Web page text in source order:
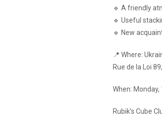
🔹 A friendly
🔹 Useful
🔹 New
📍 Where:
Rue de la Loi
When: Monday,
Rubik’s Cube